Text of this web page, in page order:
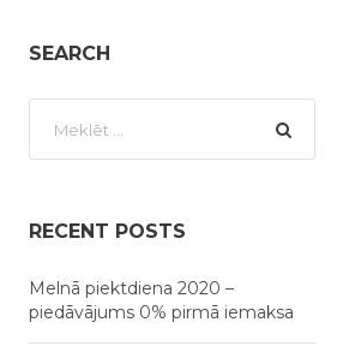
SEARCH
RECENT POSTS
Melnā piektdiena 2020 –
piedāvājums 0% pirmā iemaksa